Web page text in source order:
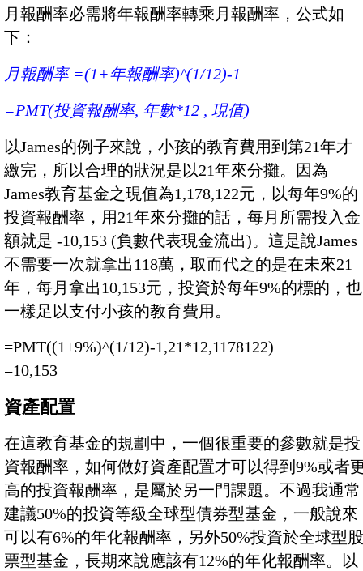
月報酬率必需將年報酬率轉乘月報酬率，公式如
下：
月報酬率 =(1+年報酬率)^(1/12)-1
=PMT(投資報酬率, 年數*12 , 現值)
以James的例子來說，小孩的教育費用到第21年才
繳完，所以合理的狀況是以21年來分攤。因為
James教育基金之現值為1,178,122元，以每年9%的
投資報酬率，用21年來分攤的話，每月所需投入金
額就是 -10,153 (負數代表現金流出)。這是說James
不需要一次就拿出118萬，取而代之的是在未來21
年，每月拿出10,153元，投資於每年9%的標的，也
一樣足以支付小孩的教育費用。
=PMT((1+9%)^(1/12)-1,21*12,1178122)
=10,153
資產配置
在這教育基金的規劃中，一個很重要的參數就是投
資報酬率，如何做好資產配置才可以得到9%或者
高的投資報酬率，是屬於另一門課題。不過我通常
建議50%的投資等級全球型債券型基金，一般說來
可以有6%的年化報酬率，另外50%投資於全球型股
票型基金，長期來說應該有12%的年化報酬率。以